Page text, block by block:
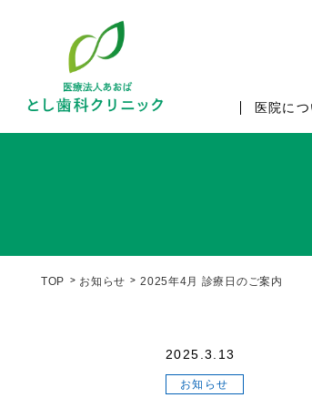
医院につ
TOP お知らせ 2025年4月 診療日のご案内
お知らせ
2025.3.13